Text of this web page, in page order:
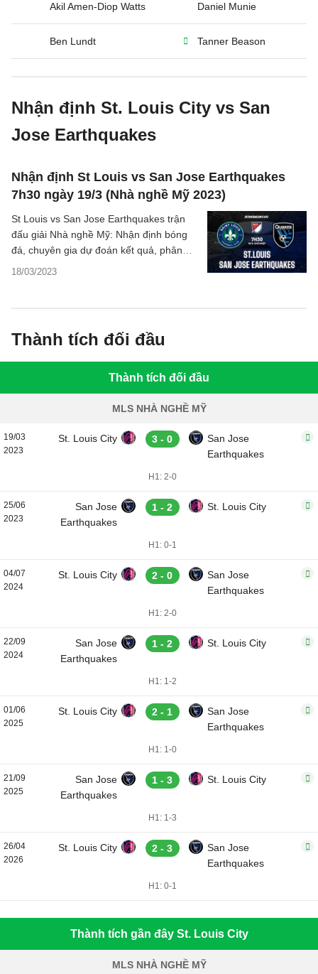
Akil Amen-Diop Watts Daniel Munie
Ben Lundt Tanner Beason
Nhận định St. Louis City vs San
Jose Earthquakes
Nhận định St Louis vs San Jose Earthquakes
7h30 ngày 19/3 (Nhà nghề Mỹ 2023)
18/03/2023
St Louis vs San Jose Earthquakes trận
đấu giải Nhà nghề Mỹ: Nhận định bóng
đá, chuyên gia dự đoán kết quả, phân
tích tỷ lệ, thống kê về phong độ hai đội.
Thành tích đối đầu
Thành tích đối đầu
MLS NHÀ NGHỀ MỸ
19/03
2023
St. Louis City 3 - 0
San Jose
Earthquakes
H1: 2-0
25/06
2023
San Jose
Earthquakes
1 - 2 St. Louis City
H1: 0-1
04/07
2024
St. Louis City 2 - 0
San Jose
Earthquakes
H1: 2-0
22/09
2024
San Jose
Earthquakes
1 - 2 St. Louis City
H1: 1-2
01/06
2025
St. Louis City 2 - 1
San Jose
Earthquakes
H1: 1-0
21/09
2025
San Jose
Earthquakes
1 - 3 St. Louis City
H1: 1-3
26/04
2026
St. Louis City 2 - 3
San Jose
Earthquakes
H1: 0-1
Thành tích gần đây St. Louis City
MLS NHÀ NGHỀ MỸ